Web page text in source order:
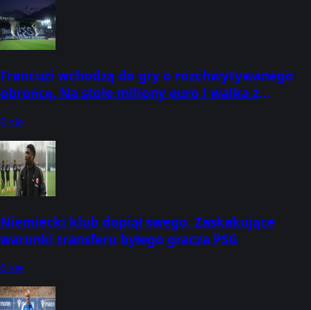
Francuzi wchodzą do gry o rozchwytywanego
obrońcę. Na stole miliony euro i walka z
6 sie
Niemiecki klub dopiął swego. Zaskakujące
warunki transferu byłego gracza PSG
6 sie